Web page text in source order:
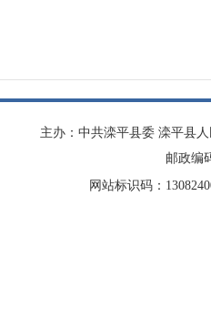
主办：中共滦平县委 滦平县
邮政编
网站标识码：